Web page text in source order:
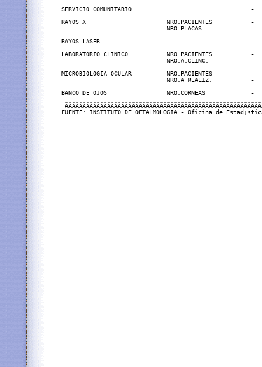
SERVICIO COMUNITARIO
RAYOS X                       NRO.PACIENTES
NRO.PLACAS              -
RAYOS LASER
LABORATORIO CLINICO
NRO.A.CLINC.            -
MICROBIOLOGIA OCULAR
NRO.A REALIZ.           -
BANCO DE OJOS